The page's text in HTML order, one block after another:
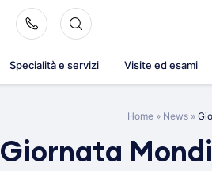
Specialità e servizi Visite ed esami
Home » News »
Giornata